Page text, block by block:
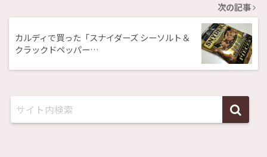
次の記事
カルディで買った「スナイダーズ シーソルト＆
クラックドペッパー…